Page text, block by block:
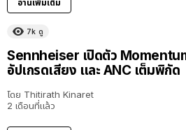
อ่านเพิ่มเติม
7k ดู
Sennheiser เปิดตัว
อัปเกรดเสียง และ ANC เต็มพิกัด
โดย Thitirath Kinaret
2 เดือนที่แล้ว